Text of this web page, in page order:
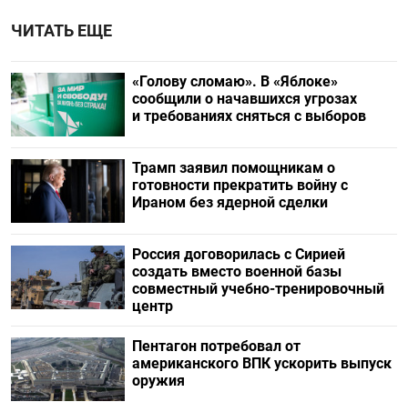
ЧИТАТЬ ЕЩЕ
«Голову сломаю». В «Яблоке»
сообщили о начавшихся угрозах
и требованиях сняться с выборов
Трамп заявил помощникам о
готовности прекратить войну с
Ираном без ядерной сделки
Россия договорилась с Сирией
создать вместо военной базы
совместный учебно-тренировочный
центр
Пентагон потребовал от
американского ВПК ускорить выпуск
оружия